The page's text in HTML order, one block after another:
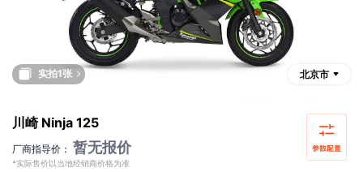
实拍1张 北京市
川崎 Ninja 125
厂商指导价： 暂无报价
*实际售价以当地经销商价格为准